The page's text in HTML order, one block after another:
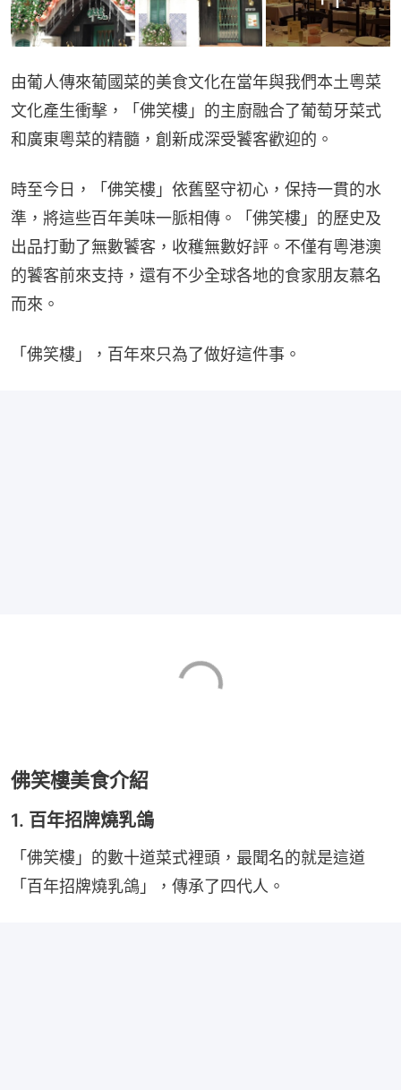
由葡人傳來葡國菜的美食文化在當年與我們本土粵菜
文化產生衝擊，「佛笑樓」的主廚融合了葡萄牙菜式
和廣東粵菜的精髓，創新成深受饕客歡迎的。
時至今日，「佛笑樓」依舊堅守初心，保持一貫的水
準，將這些百年美味一脈相傳。「佛笑樓」的歷史及
出品打動了無數饕客，收穫無數好評。不僅有粵港澳
的饕客前來支持，還有不少全球各地的食家朋友慕名
而來。
「佛笑樓」，百年來只為了做好這件事。
佛笑樓美食介紹
1. 百年招牌燒乳鴿
「佛笑樓」的數十道菜式裡頭，最聞名的就是這道
「百年招牌燒乳鴿」，傳承了四代人。